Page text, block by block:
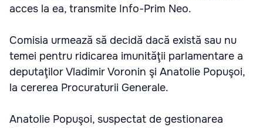
acces la ea, transmite Info-Prim Neo.
Comisia urmează să decidă dacă există sau nu
temei pentru ridicarea imunităţii parlamentare a
deputaţilor Vladimir Voronin şi Anatolie Popuşoi,
la cererea Procuraturii Generale.
Anatolie Popuşoi, suspectat de gestionarea